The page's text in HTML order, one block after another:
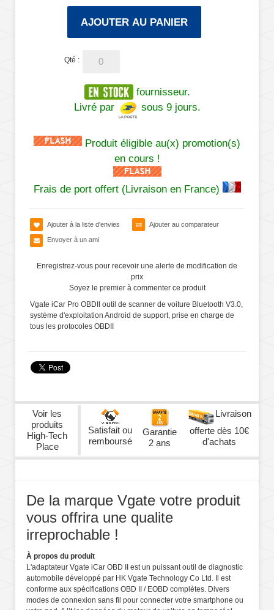
AJOUTER AU PANIER
Qté :
fournisseur.
Livré par
sous 9 jours.
Produit éligible au(x) promotion(s)
en cours !
Frais de port offert (Livraison en France)
Ajouter à la liste d'envies Ajouter au comparateur
Envoyer à un ami
Enregistrez-vous pour recevoir une alerte de modification de
prix
Soyez le premier à commenter ce produit
Vgate iCar Pro OBDII outil de scanner de voiture Bluetooth V3.0,
système d'exploitation Android de support, prise en charge de
tous les protocoles OBDII
Voir les
produits
High-Tech
Place
Satisfait ou
remboursé
Garantie
2 ans
Livraison
offerte dès 10€
d'achats
De la marque Vgate votre produit
vous offrira une qualite
irreprochable !
À propos du produit
L'adaptateur Vgate iCar OBD II est un puissant outil de diagnostic
automobile développé par HK Vgate Technology Co Ltd. Il est
conforme aux spécifications OBD II / EOBD complètes. Divers
modes de connexion sans fil pour connecter votre smartphone ou